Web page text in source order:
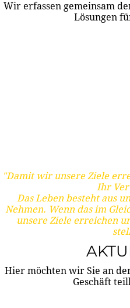
Wir erfassen gemeinsam
Lösungen
"Damit wir unsere Ziele
Ihr
Das Leben besteht aus
Nehmen. Wenn das im
unsere Ziele erreichen
Hier möchten wir Sie an
Geschäft